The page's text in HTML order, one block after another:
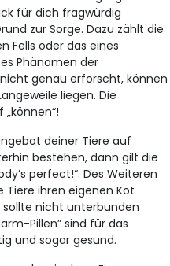
für dich fragwürdig
zur Sorge. Dazu zählt die
Fells oder das eines
Phänomen der
genau erforscht, können
liegen. Die
deiner Tiere auf
bestehen, dann gilt die
perfect!“. Des Weiteren
ihren eigenen Kot
sollte nicht unterbunden
Pillen” sind für das
und sogar gesund.